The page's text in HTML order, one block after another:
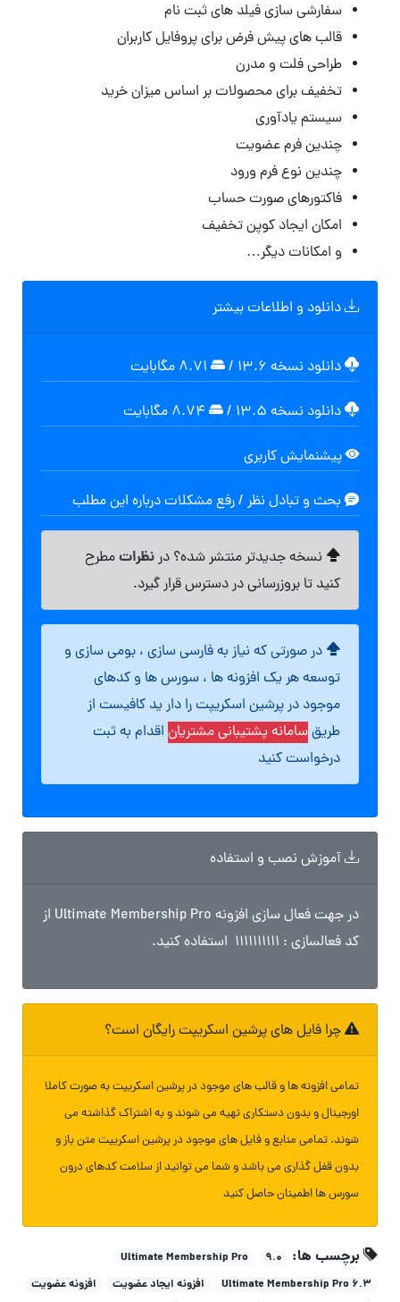
سفارشی سازی فیلد های ثبت نام
قالب های پیش فرض برای پروفایل کاربران
طراحی فلت و مدرن
تخفیف برای محصولات بر اساس میزان خرید
سیستم یادآوری
چندین فرم عضویت
چندین نوع فرم ورود
فاکتورهای صورت حساب
امکان ایجاد کوپن تخفیف
و امکانات دیگر…
دانلود و اطلاعات بیشتر
دانلود نسخه ۱۳.۶ /
دانلود نسخه ۱۳.۵ /
پیشنمایش کاربری
بحث و تبادل نظر / رفع مشکلات درباره این مطلب
نسخه جدیدتر منتشر شده؟ درنظراتمطرح
کنید تا بروزرسانی در دسترس قرار گیرد.
در صورتی که نیاز به فارسی سازی ، بومی سازی و
توسعه هر یک افزونه ها ، سورس ها و کدهای
موجود در پرشین اسکریپت را دار ید کافیست از
طریقسامانه پشتیبانی مشتریان اقدام به ثبت
درخواست کنید
آموزش نصب و استفاده
در جهت فعال سازی افزونه Ultimate Membership Pro از
کد فعالسازی : 1111111111 استفاده کنید.
چرا فایل های پرشین اسکریپت رایگان است؟
تمامی افزونه ها و قالب های موجود در پرشین اسکریپت به صورت کاملا
اورجینال و بدون دستکاری تهیه می شوند و به اشتراک گذاشته می
شوند. تمامی منابع و فایل های موجود در پرشین اسکریپت متن باز و
بدون قفل گذاری می باشد و شما می توانید از سلامت کدهای درون
سورس ها اطمینان حاصل کنید
برچسب ها: ۹.۰
Ultimate Membership Pro
Ultimate Membership Pro 6.3
افزونه ایجاد عضویت
افزونه عضویت